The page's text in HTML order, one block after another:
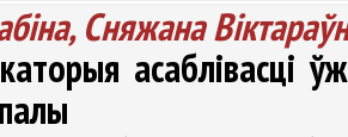
Сняжана
асаблівасці